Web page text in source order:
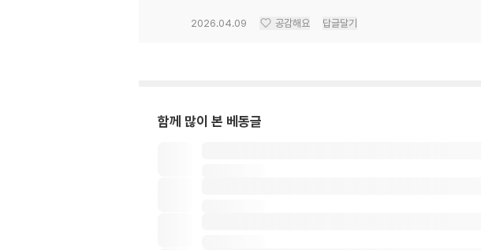
2026.04.09 공감해요 답글달기
함께 많이 본 베동글